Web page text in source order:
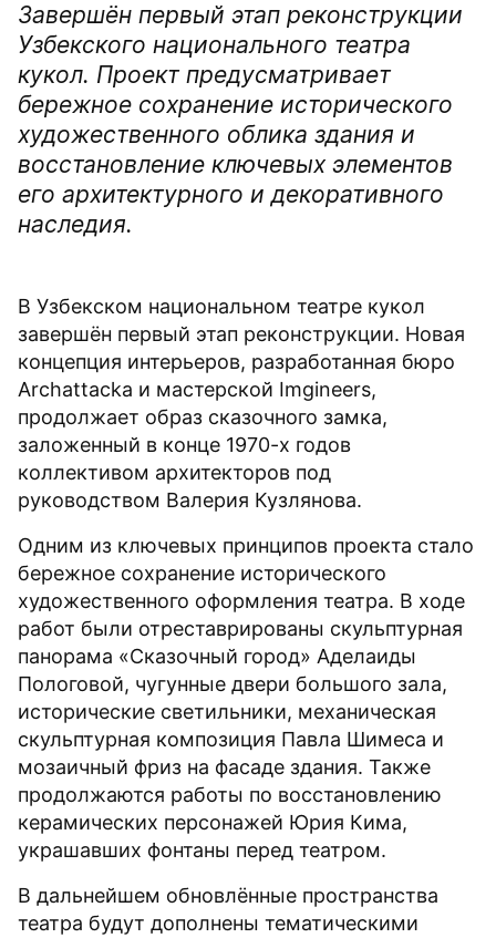
Завершён первый этап реконструкции
Узбекского национального театра
кукол. Проект предусматривает
бережное сохранение исторического
художественного облика здания и
восстановление ключевых элементов
его архитектурного и декоративного
наследия.
В Узбекском национальном театре кукол
завершён первый этап реконструкции. Новая
концепция интерьеров, разработанная бюро
Archattacka и мастерской Imgineers,
продолжает образ сказочного замка,
заложенный в конце 1970-х годов
коллективом архитекторов под
руководством Валерия Кузлянова.
Одним из ключевых принципов проекта стало
бережное сохранение исторического
художественного оформления театра. В ходе
работ были отреставрированы скульптурная
панорама «Сказочный город» Аделаиды
Пологовой, чугунные двери большого зала,
исторические светильники, механическая
скульптурная композиция Павла Шимеса и
мозаичный фриз на фасаде здания. Также
продолжаются работы по восстановлению
керамических персонажей Юрия Кима,
украшавших фонтаны перед театром.
В дальнейшем обновлённые пространства
театра будут дополнены тематическими